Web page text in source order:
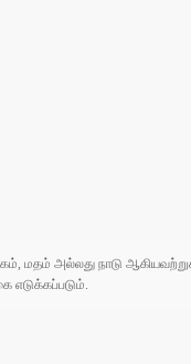
மதம் அல்லது நாடு
எடுக்கப்படும்.